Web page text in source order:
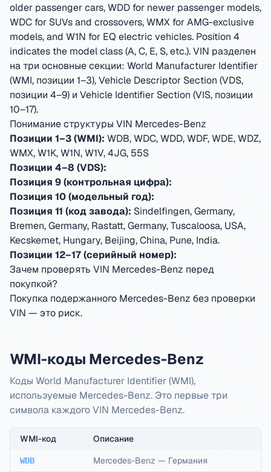
older passenger cars, WDD for newer passenger models,
WDC for SUVs and crossovers, WMX for AMG-exclusive
models, and W1N for EQ electric vehicles. Position 4
indicates the model class (A, C, E, S, etc.).VIN разделен
на три основные секции: World Manufacturer Identifier
(WMI, позиции 1–3), Vehicle Descriptor Section (VDS,
позиции 4–9) и Vehicle Identifier Section (VIS, позиции
10–17).
Понимание структуры VIN Mercedes-Benz
Позиции 1–3 (WMI): WDB, WDC, WDD, WDF, WDE, WDZ,
WMX, W1K, W1N, W1V, 4JG, 55S
Позиции 4–8 (VDS):
Позиция 9 (контрольная цифра):
Позиция 10 (модельный год):
Позиция 11 (код завода): Sindelfingen, Germany,
Bremen, Germany, Rastatt, Germany, Tuscaloosa, USA,
Kecskemet, Hungary, Beijing, China, Pune, India.
Позиции 12–17 (серийный номер):
Зачем проверять VIN Mercedes-Benz перед
покупкой?
Покупка подержанного Mercedes-Benz без проверки
VIN — это риск.
WMI-коды Mercedes-Benz
Коды World Manufacturer Identifier (WMI),
используемые Mercedes-Benz. Это первые три
символа каждого VIN Mercedes-Benz.
WMI-код Описание
WDB Mercedes-Benz — Германия